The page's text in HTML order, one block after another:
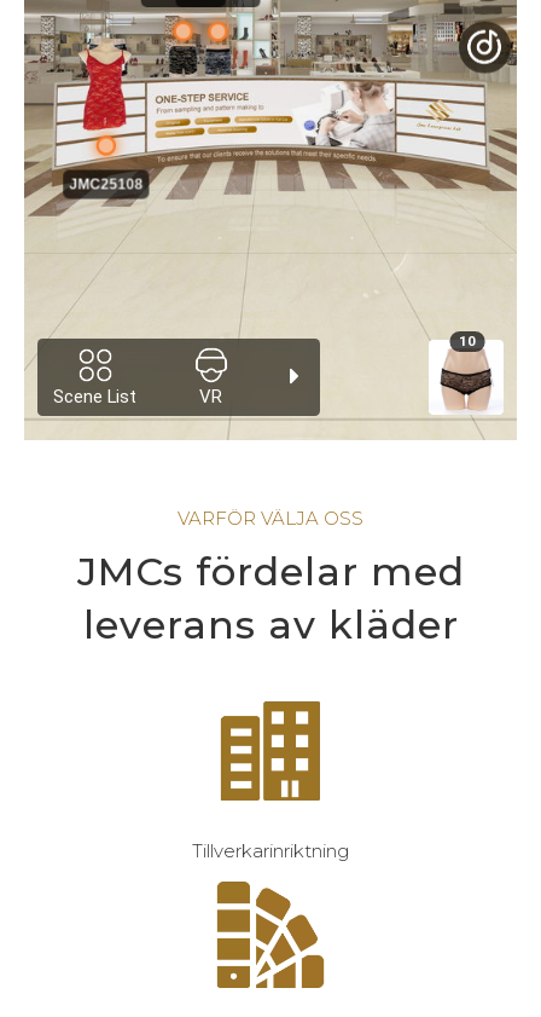
VARFÖR VÄLJA OSS
JMCs fördelar med
leverans av kläder
Tillverkarinriktning